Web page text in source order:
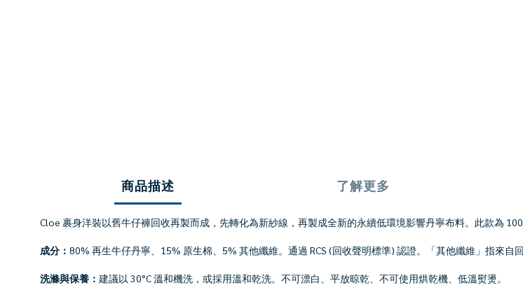
商品描述 了解更多
Cloe 裹身洋裝以舊牛仔褲回收再製而成，先轉化為新紗線，再製成全新的永續低環境影響丹寧布料。此款為
成分： 80% 再生牛仔丹寧、15% 原生棉、5% 其他纖維。通過 RCS (回收聲明標準) 認證。「其他纖維」指來自
洗滌與保養： 建議以 30°C 溫和機洗，或採用溫和乾洗。不可漂白、平放晾乾、不可使用烘乾機、低溫熨燙。